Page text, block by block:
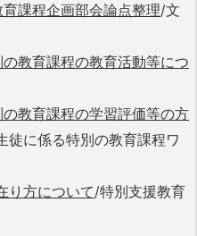
課程企画部会論点整理/文
教育課程の教育活動等につ
教育課程の学習評価等の方
徒に係る特別の教育課程ワ
方について/特別支援教育